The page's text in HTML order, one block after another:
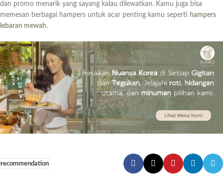
dan promo menarik yang sayang kalau dilewatkan. Kamu juga bisa
memesan berbagai hampers untuk acar penting kamu seperti hampers
lebaran mewah.
recommendation